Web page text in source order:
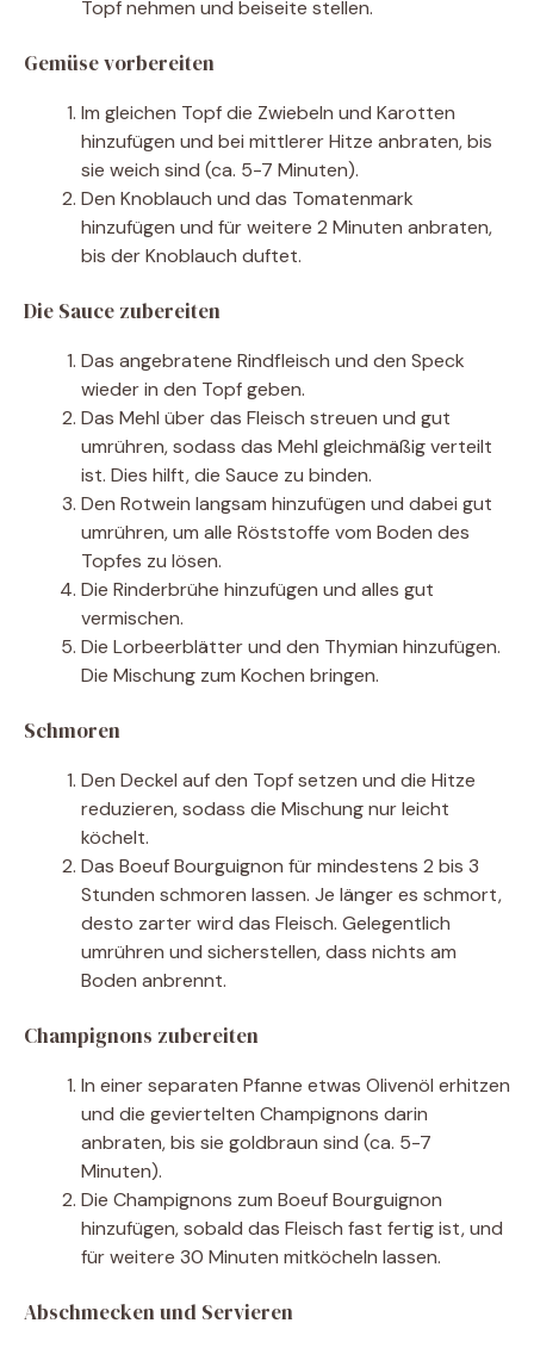
Topf nehmen und beiseite stellen.
Gemüse vorbereiten
Im gleichen Topf die Zwiebeln und Karotten
hinzufügen und bei mittlerer Hitze anbraten, bis
sie weich sind (ca. 5-7 Minuten).
Den Knoblauch und das Tomatenmark
hinzufügen und für weitere 2 Minuten anbraten,
bis der Knoblauch duftet.
Die Sauce zubereiten
Das angebratene Rindfleisch und den Speck
wieder in den Topf geben.
Das Mehl über das Fleisch streuen und gut
umrühren, sodass das Mehl gleichmäßig verteilt
ist. Dies hilft, die Sauce zu binden.
Den Rotwein langsam hinzufügen und dabei gut
umrühren, um alle Röststoffe vom Boden des
Topfes zu lösen.
Die Rinderbrühe hinzufügen und alles gut
vermischen.
Die Lorbeerblätter und den Thymian hinzufügen.
Die Mischung zum Kochen bringen.
Schmoren
Den Deckel auf den Topf setzen und die Hitze
reduzieren, sodass die Mischung nur leicht
köchelt.
Das Boeuf Bourguignon für mindestens 2 bis 3
Stunden schmoren lassen. Je länger es schmort,
desto zarter wird das Fleisch. Gelegentlich
umrühren und sicherstellen, dass nichts am
Boden anbrennt.
Champignons zubereiten
In einer separaten Pfanne etwas Olivenöl erhitzen
und die geviertelten Champignons darin
anbraten, bis sie goldbraun sind (ca. 5-7
Minuten).
Die Champignons zum Boeuf Bourguignon
hinzufügen, sobald das Fleisch fast fertig ist, und
für weitere 30 Minuten mitköcheln lassen.
Abschmecken und Servieren